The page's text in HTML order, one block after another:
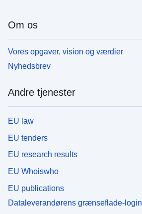
Om os
Vores opgaver, vision og værdier
Nyhedsbrev
Andre tjenester
EU law
EU tenders
EU research results
EU Whoiswho
EU publications
Dataleverandørens grænseflade-login